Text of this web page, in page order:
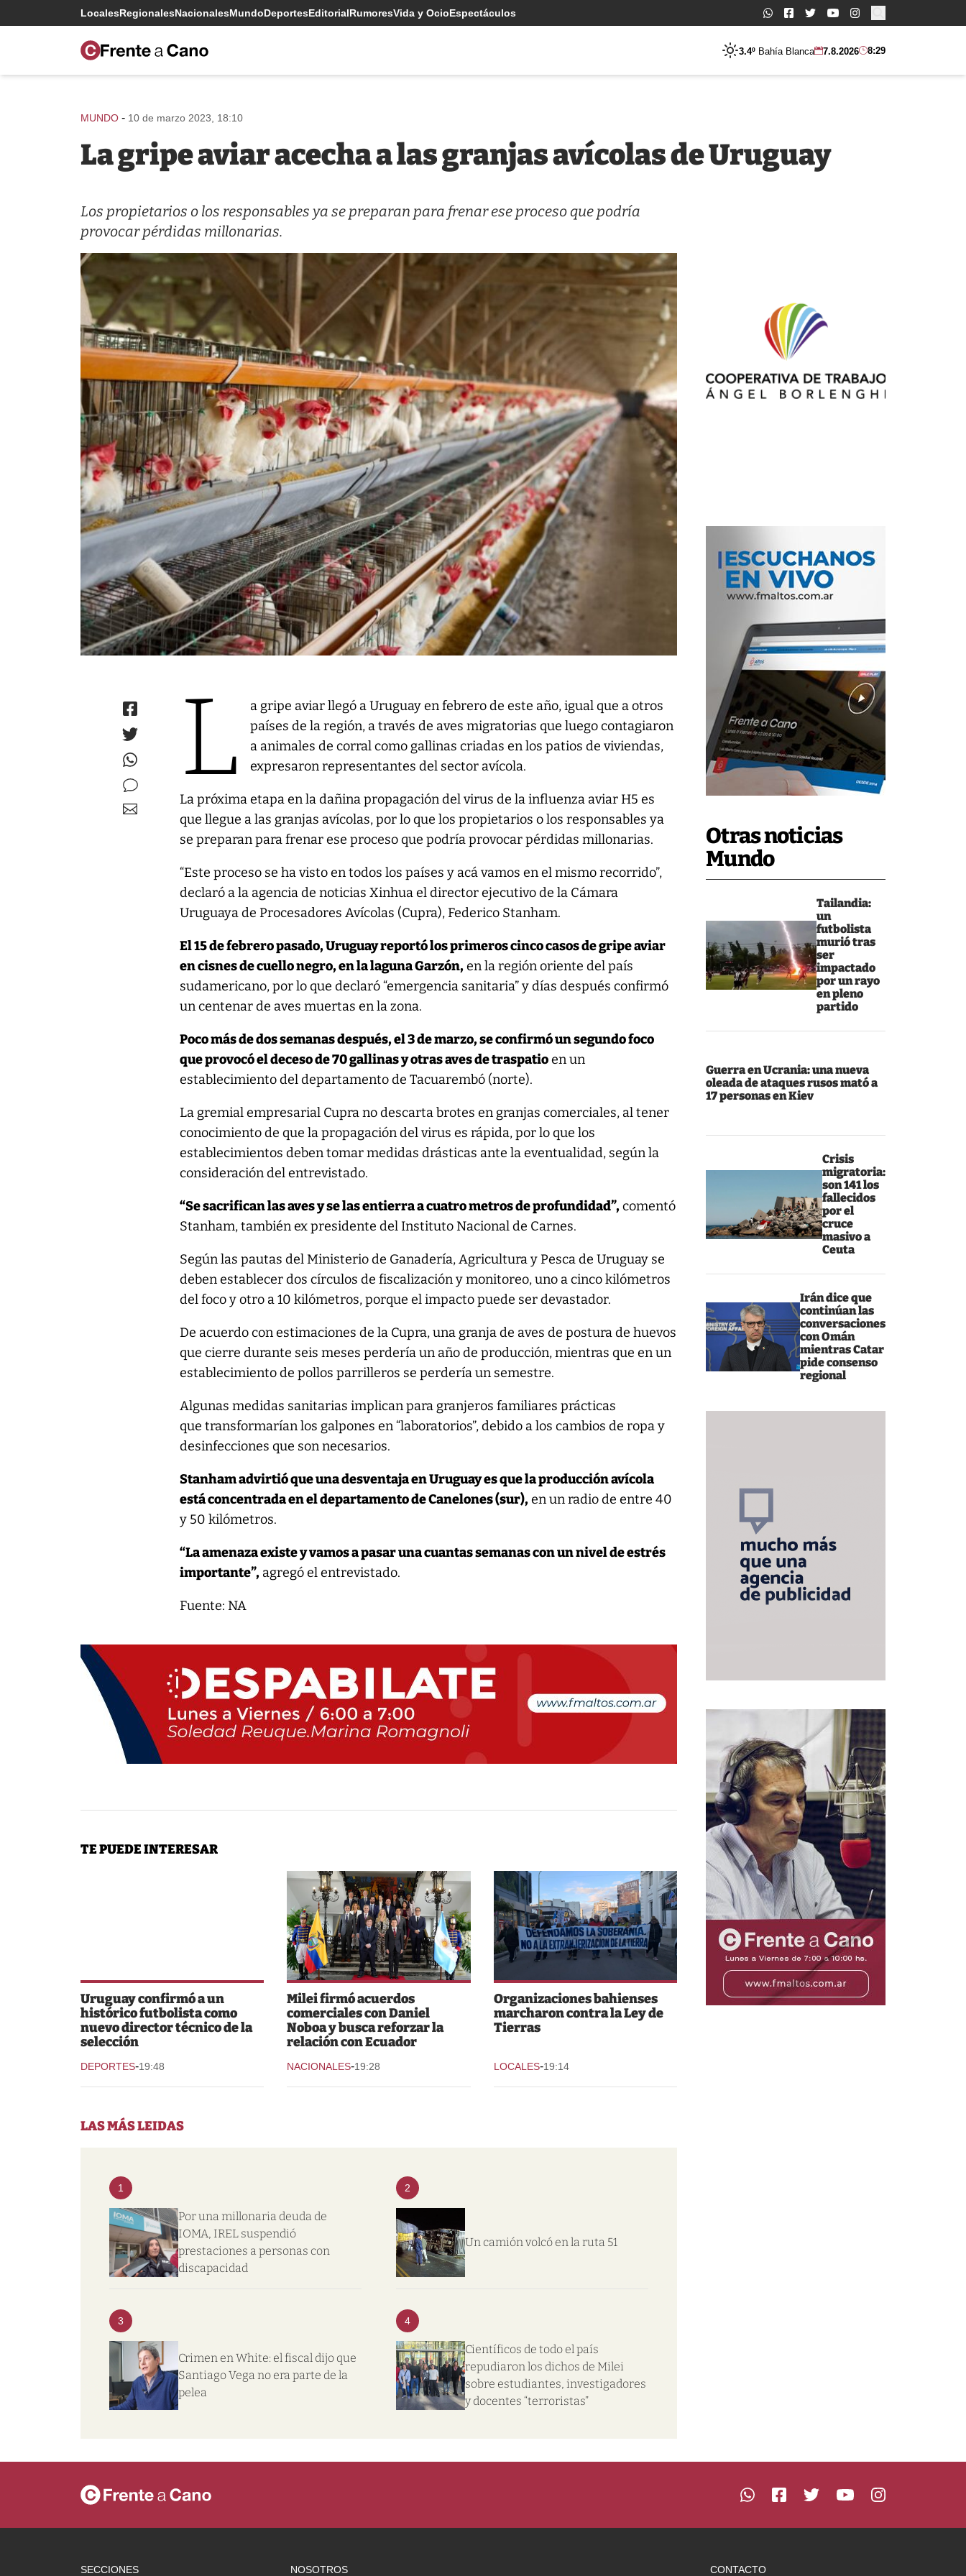
LocalesRegionalesNacionalesMundoDeportesEditorialRumoresVida y OcioEspectáculos Buscar:
3.4º Bahía Blanca 7.8.2026 8:29
Otras noticias
Mundo
Tailandia:
un
futbolista
murió tras
ser
impactado
por un rayo
en pleno
partido
Guerra en Ucrania: una nueva
oleada de ataques rusos mató a
17 personas en Kiev
Crisis
migratoria:
son 141 los
fallecidos
por el
cruce
masivo a
Ceuta
Irán dice que
continúan las
conversaciones
con Omán
mientras Catar
pide consenso
regional
MUNDO - 10 de marzo 2023, 18:10
La gripe aviar acecha a las granjas avícolas de Uruguay
Los propietarios o los responsables ya se preparan para frenar ese proceso que podría
provocar pérdidas millonarias.
L
a gripe aviar llegó a Uruguay en febrero de este año, igual que a otros
países de la región, a través de aves migratorias que luego contagiaron
a animales de corral como gallinas criadas en los patios de viviendas,
expresaron representantes del sector avícola.
La próxima etapa en la dañina propagación del virus de la influenza aviar H5 es
que llegue a las granjas avícolas, por lo que los propietarios o los responsables ya
se preparan para frenar ese proceso que podría provocar pérdidas millonarias.
“Este proceso se ha visto en todos los países y acá vamos en el mismo recorrido”,
declaró a la agencia de noticias Xinhua el director ejecutivo de la Cámara
Uruguaya de Procesadores Avícolas (Cupra), Federico Stanham.
El 15 de febrero pasado, Uruguay reportó los primeros cinco casos de gripe aviar
en cisnes de cuello negro, en la laguna Garzón,en la región oriente del país
sudamericano, por lo que declaró “emergencia sanitaria” y días después confirmó
un centenar de aves muertas en la zona.
Poco más de dos semanas después, el 3 de marzo, se confirmó un segundo foco
que provocó el deceso de 70 gallinas y otras aves de traspatioen un
establecimiento del departamento de Tacuarembó (norte).
La gremial empresarial Cupra no descarta brotes en granjas comerciales, al tener
conocimiento de que la propagación del virus es rápida, por lo que los
establecimientos deben tomar medidas drásticas ante la eventualidad, según la
consideración del entrevistado.
“Se sacrifican las aves y se las entierra a cuatro metros de profundidad”,comentó
Stanham, también ex presidente del Instituto Nacional de Carnes.
Según las pautas del Ministerio de Ganadería, Agricultura y Pesca de Uruguay se
deben establecer dos círculos de fiscalización y monitoreo, uno a cinco kilómetros
del foco y otro a 10 kilómetros, porque el impacto puede ser devastador.
De acuerdo con estimaciones de la Cupra, una granja de aves de postura de huevos
que cierre durante seis meses perdería un año de producción, mientras que en un
establecimiento de pollos parrilleros se perdería un semestre.
Algunas medidas sanitarias implican para granjeros familiares prácticas
que transformarían los galpones en “laboratorios”, debido a los cambios de ropa y
desinfecciones que son necesarios.
Stanham advirtió que una desventaja en Uruguay es que la producción avícola
está concentrada en el departamento de Canelones (sur),en un radio de entre 40
y 50 kilómetros.
“La amenaza existe y vamos a pasar una cuantas semanas con un nivel de estrés
importante”, agregó el entrevistado.
Fuente: NA
TE PUEDE INTERESAR
Uruguay confirmó a un
histórico futbolista como
nuevo director técnico de la
selección
DEPORTES-19:48
Milei firmó acuerdos
comerciales con Daniel
Noboa y busca reforzar la
relación con Ecuador
NACIONALES-19:28
Organizaciones bahienses
marcharon contra la Ley de
Tierras
LOCALES-19:14
LAS MÁS LEIDAS
1
Por una millonaria deuda de
IOMA, IREL suspendió
prestaciones a personas con
discapacidad
2
Un camión volcó en la ruta 51
3
Crimen en White: el fiscal dijo que
Santiago Vega no era parte de la
pelea
4
Científicos de todo el país
repudiaron los dichos de Milei
sobre estudiantes, investigadores
y docentes “terroristas”
SECCIONES NOSOTROS CONTACTO